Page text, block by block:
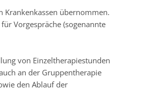
Krankenkassen übernommen.
Vorgespräche (sogenannte
von Einzeltherapiestunden
an der Gruppentherapie
den Ablauf der